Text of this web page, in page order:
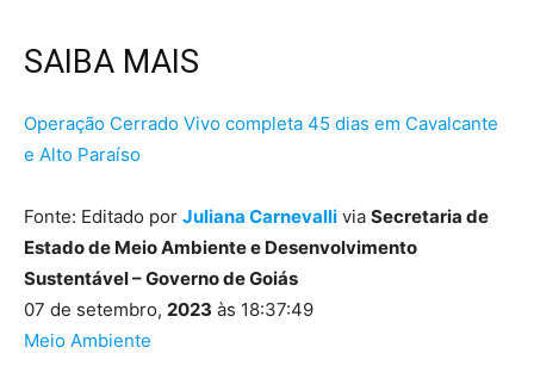
SAIBA MAIS
Operação Cerrado Vivo completa 45 dias em Cavalcante
e Alto Paraíso
Fonte: Editado por Juliana Carnevalli via Secretaria de
Estado de Meio Ambiente e Desenvolvimento
Sustentável – Governo de Goiás
07 de setembro, 2023 às 18:37:49
Meio Ambiente